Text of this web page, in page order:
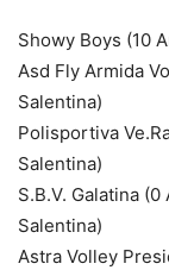
Showy Boys (10
Asd Fly Armida
Salentina)
Polisportiva
Salentina)
S.B.V. Galatina
Salentina)
Astra Volley